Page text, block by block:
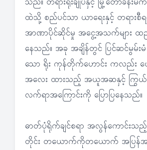
သည်။ တရားရုံးချုပ်နှင့် မြို့တော်ခန်းမ
ထဲသို့ စည်ပင်သာ ယာရေးနှင့် တရားစီရ
အာဏာပိုင်ဆိုင်မှု အငွေ့အသက်များ ထ
နေသည်။ အခု အချိန်တွင် ပြင်ဆင်မွမ်းမံ
သော ရိုး ကုန်တိုက်ဟောင်း ကလည်း
အလေး ထားသည့် အယူအဆနှင့် ကြွ
လက်ရာအကြောင်းကို ပြောပြနေသည်။
ဓာတ်ပုံရိုက်ချင်စရာ အလွန်ကောင်းသည့်
တိုင်း တယောက်ကိုတယောက် အပြန်